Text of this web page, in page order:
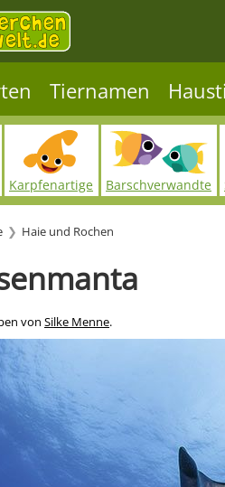
Tiernamen
Karpfenartige Barschverwandte
Haie und Rochen
von Silke Menne.